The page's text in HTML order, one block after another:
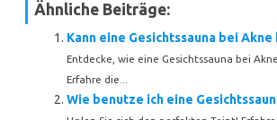
Ähnliche Beiträge:
Kann eine Gesichtssauna bei Akne
Entdecke, wie eine Gesichtssauna bei
Erfahre die...
Wie benutze ich eine